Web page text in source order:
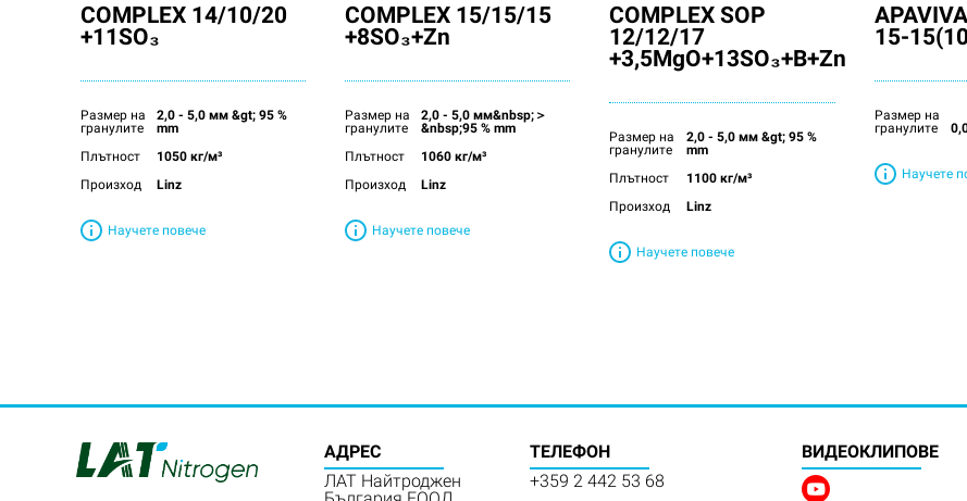
COMPLEX 14/10/20
+11SO₃
Размер на
гранулите
2,0 - 5,0 мм &gt; 95 %
mm
Плътност
1050 кг/м³
Произход
Linz
Научете повече
COMPLEX 15/15/15
+8SO₃+Zn
Размер на
гранулите
2,0 - 5,0 мм&nbsp;＞
&nbsp;95 % mm
Плътност
1060 кг/м³
Произход
Linz
Научете повече
COMPLEX SOP
12/12/17
+3,5MgO+13SO₃+B+Zn
Размер на
гранулите
2,0 - 5,0 мм &gt; 95 %
mm
Плътност
1100 кг/м³
Произход
Linz
Научете повече
15-
Размер на
гранулите
Научете
АДРЕС
ЛАТ Найтроджен
ТЕЛЕФОН
+359 2 442 53 68
BИДЕОКЛИПОВЕ